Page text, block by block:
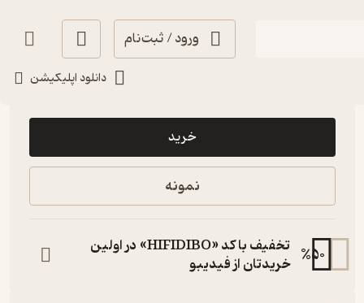
ورود / ثبت‌نام
دانلود اپلیکیشن
49,000
خرید
نمونه
%50
تخفیف با کد «HIFIDIBO» در اولین
خریدتان از فیدیبو